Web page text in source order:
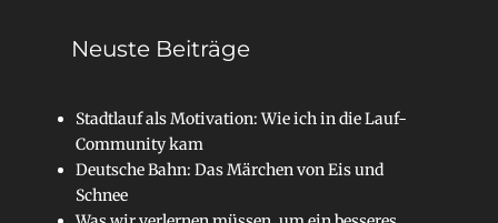
Neuste Beiträge
Stadtlauf als Motivation: Wie ich in die Lauf-
Community kam
Deutsche Bahn: Das Märchen von Eis und
Schnee